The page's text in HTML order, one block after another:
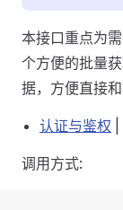
本接口重点为
个方便的批量
据，方便直接和
认证与鉴权
调用方式: